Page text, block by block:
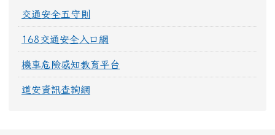
交通安全五守則
168交通安全入口網
機車危險感知教育平台
道安資訊查詢網